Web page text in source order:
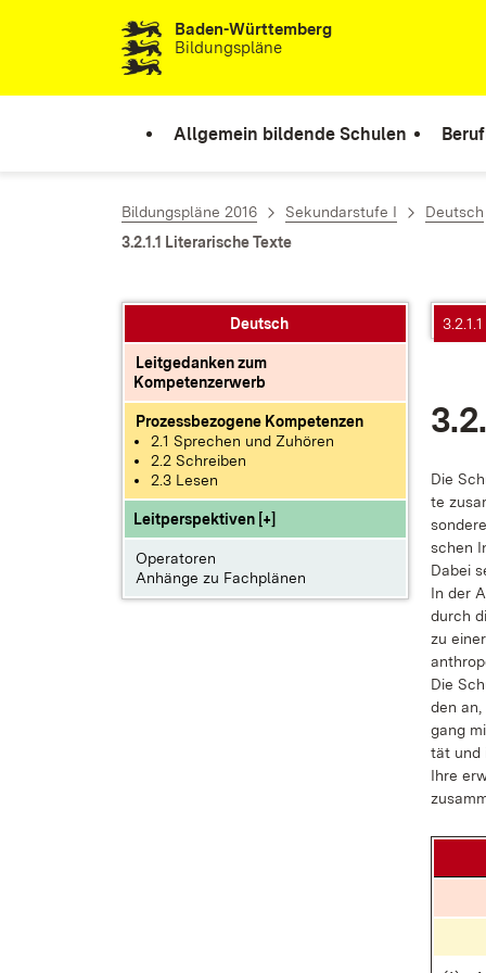
Zum Inhalt springenBaden-Württemberg
Bildungspläne
Allgemein bildende Schulen
Bildungspläne 2016 Sekundarstufe I Deutsch
3.2.1.1 Literarische Texte
Deutsch
Leitgedanken zum
Kompetenzerwerb
Prozessbezogene Kompetenzen
2.1 Sprechen und Zuhören
2.2 Schreiben
2.3 Lesen
Leitperspektiven [+]
Operatoren
Anhänge zu Fachplänen
Die
te
schen
Da­bei
In der
durch
zu
Die
den
gang
tät und
Ih­re